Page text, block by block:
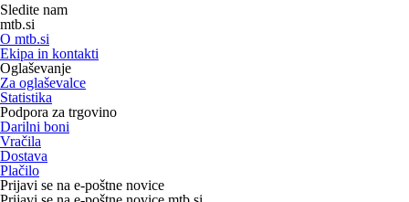
Sledite nam
mtb.si
O mtb.si
Ekipa in kontakti
Oglaševanje
Za oglaševalce
Statistika
Podpora za trgovino
Darilni boni
Vračila
Dostava
Plačilo
Prijavi se na e-poštne novice